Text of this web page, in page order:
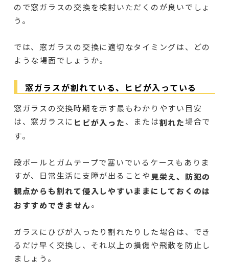
ので窓ガラスの交換を検討いただくのが良いでしょ
う。
では、窓ガラスの交換に適切なタイミングは、どの
ような場面でしょうか。
窓ガラスが割れている、ヒビが入っている
窓ガラスの交換時期を示す最もわかりやすい目安
は、窓ガラスに ヒビが入った、または割れた場合で
す。
段ボールとガムテープで塞いでいるケースもありま
すが、日常生活に支障が出ることや見栄え、防犯の
観点からも割れて侵入しやすいままにしておくのは
おすすめできません。
ガラスにひびが入ったり割れたりした場合は、でき
るだけ早く交換し、それ以上の損傷や飛散を防止し
ましょう。